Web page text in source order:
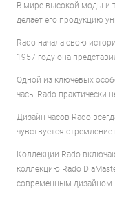
В мире высокой моды и
делает его продукцию
Rado начала свою
1957 году она
Одной из ключевых
часы Rado практически
Дизайн часов Rado
чувствуется
Коллекции Rado
коллекцию Rado
современным дизайном.